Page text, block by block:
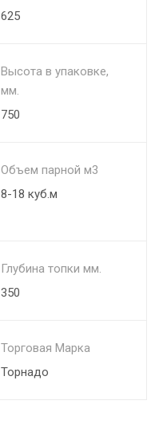
625
Высота в упаковке,
мм.
750
Объем парной м3
8-18 куб.м
Глубина топки мм.
350
Торговая Марка
Торнадо